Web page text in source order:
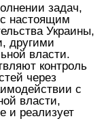
задач,
настоящим
Украины,
другими
власти.
контроль
через
с
власти,
и реализует